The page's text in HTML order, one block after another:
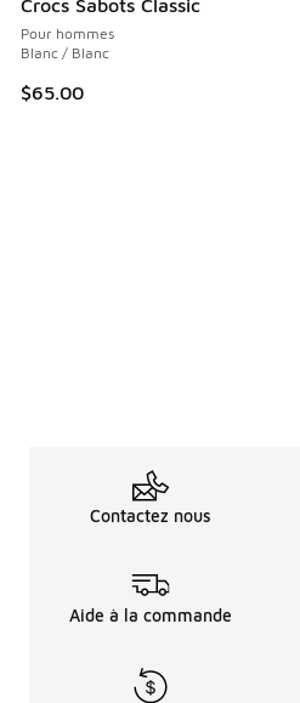
Crocs Sabots Classic
Pour hommes
Blanc / Blanc
$65.00
Contactez nous
Aide à la commande